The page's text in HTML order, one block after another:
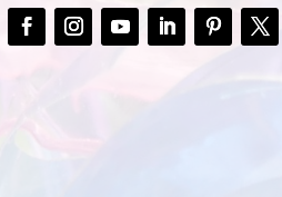
RECICLADO EN